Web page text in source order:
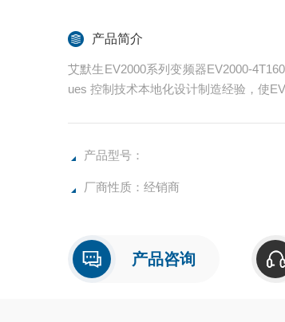
产品简介
艾默生EV2000系列变频器EV2000-
ues 控制技术本地化设计制造经验，使
产品型号：
厂商性质：经销商
产品咨询